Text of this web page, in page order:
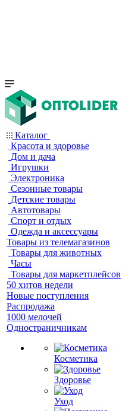
Каталог
Красота и здоровье
Дом и дача
Игрушки
Электроника
Сезонные товары
Детские товары
Автотовары
Спорт и отдых
Одежда и аксессуары
Товары из телемагазинов
Товары для животных
Часы
Товары для маркетплейсов
50 хитов недели
Новые поступления
Распродажа
1000 мелочей
Одностраничникам
Косметика
Здоровье
Уход